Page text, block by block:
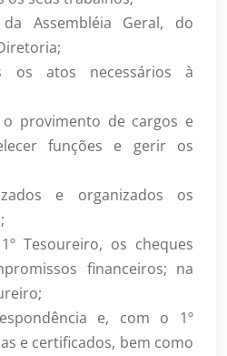
Assembléia Geral, do
os atos necessários à
provimento de cargos e
funções e gerir os
e organizados os
Tesoureiro, os cheques
financeiros; na
e, com o 1º
e certificados, bem como